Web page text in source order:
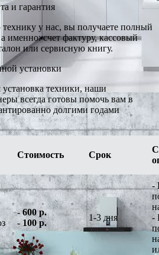
и гарантия
у нас, вы получаете полный
именно: счет фактуру, кассовый
или сервисную книгу.
установки
установка техники, наши
всегда готовы помочь вам в
долгими годами
Стоимость Срок
-600 р.
- 100 р.
1-3 дня
-
-